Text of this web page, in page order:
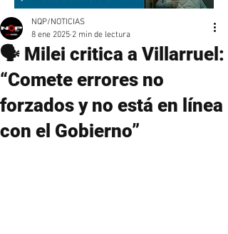
🗣️ Milei critica a Villarruel:
“Comete errores no
forzados y no está en línea
con el Gobierno”
NQP/NOTICIAS
8 ene 2025 2 min de lectura